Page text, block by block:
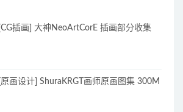
[CG插画] 大神NeoArtCorE 插画部分收集
[原画设计] ShuraKRGT画师原画图集 300M